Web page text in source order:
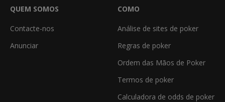
QUEM SOMOS
Contacte-nos
Anunciar
COMO
Análise de sites de poker
Regras de poker
Ordem das Mãos de Poker
Termos de poker
Calculadora de odds de poker